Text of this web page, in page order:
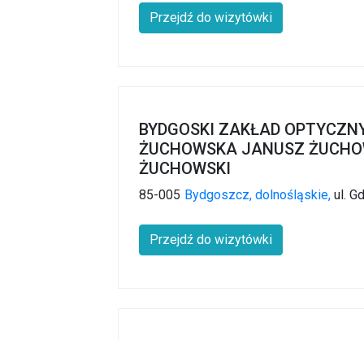
Przejdź do wizytówki
BYDGOSKI ZAKŁAD
ŻUCHOWSKA JANUSZ
ŻUCHOWSKI
85-005 Bydgoszcz, dolnośląskie, ul.
Przejdź do wizytówki